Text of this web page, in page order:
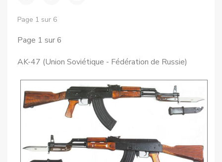
Page 1 sur 6
Page 1 sur 6
AK-47 (Union Soviétique - Fédération de Russie)